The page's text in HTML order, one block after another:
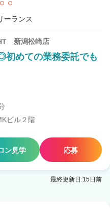
ーランス
新潟松崎店
初めての業務委託でも
ビル２階
ン見学 応募
最終更新日:15日前